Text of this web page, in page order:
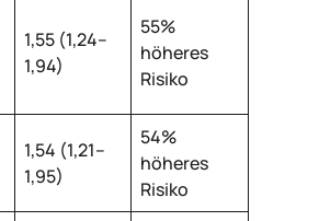
1,55 (1,24–
1,94)
55%
höheres
Risiko
1,54 (1,21–
1,95)
54%
höheres
Risiko